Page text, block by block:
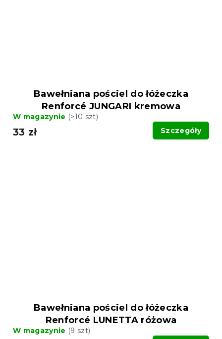
Bawełniana pościel do łóżeczka
Renforcé JUNGARI kremowa
W magazynie (>10 szt)
33 zł Szczegóły
Bawełniana pościel do łóżeczka
Renforcé LUNETTA różowa
W magazynie (9 szt)